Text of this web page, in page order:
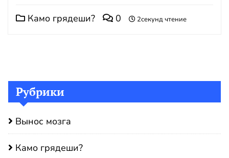
Камо грядеши? 0 2секунд чтение
Рубрики
Вынос мозга
Камо грядеши?